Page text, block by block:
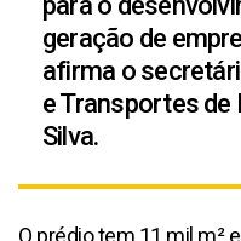
geração de
afirma o
e Transportes de
Silva.
O prédio tem 11 mil m²